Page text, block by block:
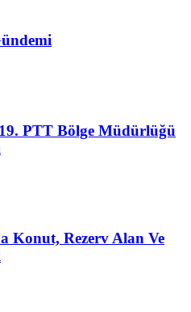
PTT Bölge Müdürlüğü
Konut, Rezerv Alan Ve